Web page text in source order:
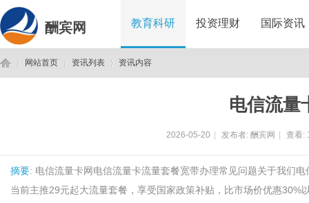
酬宾网 教育科研 投资理财 国际资讯
网站首页 资讯列表 资讯内容
电信流量
2026-05-20 发布者: 酬宾网 查看:
摘要: 电信流量卡网电信流量卡流量套餐宽带办理常见问题关于我们
当前主推29元起大流量套餐，享受国家政策补贴，比市场价优惠